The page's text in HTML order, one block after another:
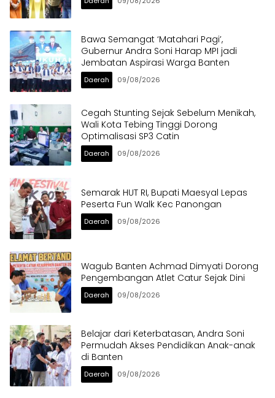
Bawa Semangat ‘Matahari Pagi’,
Gubernur Andra Soni Harap MPI jadi
Jembatan Aspirasi Warga Banten
Daerah 09/08/2026
Cegah Stunting Sejak Sebelum Menikah,
Wali Kota Tebing Tinggi Dorong
Optimalisasi SP3 Catin
Daerah 09/08/2026
Semarak HUT RI, Bupati Maesyal Lepas
Peserta Fun Walk Kec Panongan
Daerah 09/08/2026
Wagub Banten Achmad Dimyati Dorong
Pengembangan Atlet Catur Sejak Dini
Daerah 09/08/2026
Belajar dari Keterbatasan, Andra Soni
Permudah Akses Pendidikan Anak-anak
di Banten
Daerah 09/08/2026